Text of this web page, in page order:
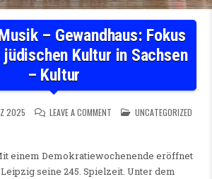
– Gewandhaus: Fokus
Kultur in Sachsen
– Kultur
2025 LEAVE A COMMENT ON KLASSISCHE MUSIK –
POSTED IN
UNCATEGORIZED
einem Demokratiewochenende eröffnet
seine 245. Spielzeit. Unter dem